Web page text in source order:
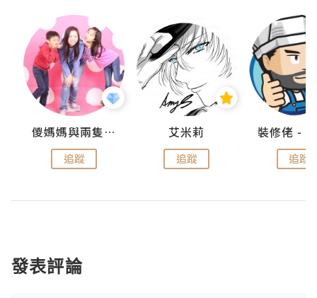
儍媽媽與兩隻小魔怪之家
追蹤
艾米莉
追蹤 追蹤
發表評論